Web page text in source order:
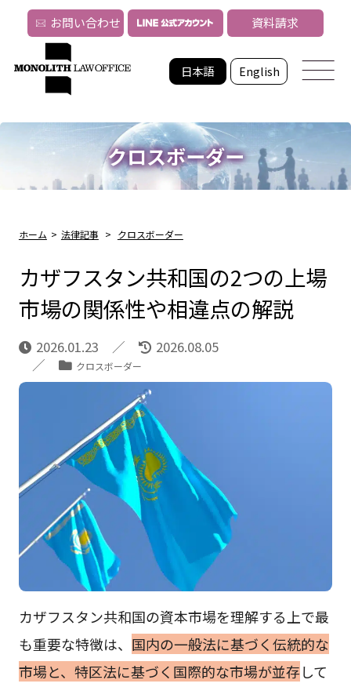
日本語 English
お問い合わせ 資料請求
クロスボーダー
ホーム > 法律記事 > クロスボーダー
カザフスタン共和国の2つの上場
市場の関係性や相違点の解説
2026.01.23 2026.08.05
クロスボーダー
カザフスタン共和国の資本市場を理解する上で最
も重要な特徴は、 国内の一般法に基づく伝統的な
市場と、特区法に基づく国際的な市場が並存して